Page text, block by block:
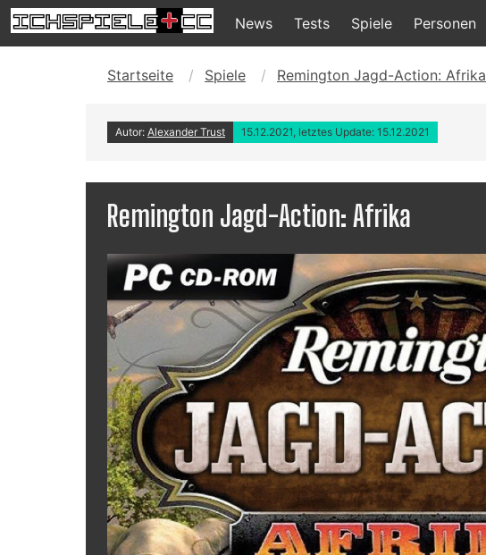
News Tests Spiele Personen
Startseite Spiele Remington Jagd-Action: Afrika
Autor: Alexander Trust 15.12.2021, letztes Update: 15.12.2021
Remington Jagd-Action: Afrika